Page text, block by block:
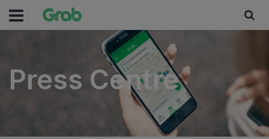
Press Centre
Press Centre